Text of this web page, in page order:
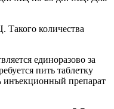
Такого количества
единоразово за
пить таблетку
инъекционный препарат